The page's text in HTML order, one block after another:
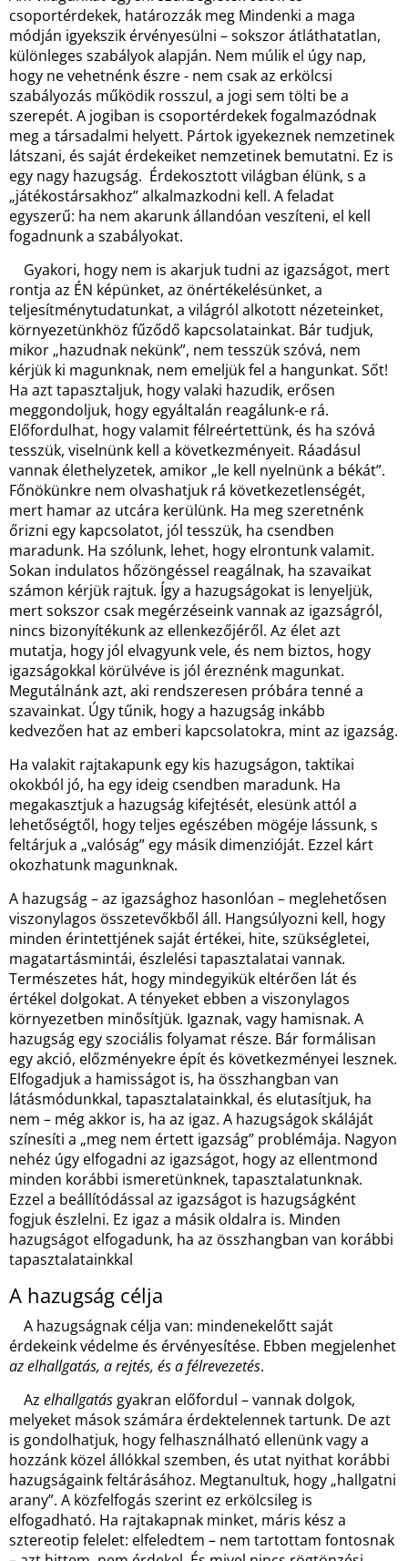
csoportérdekek, határozzák meg Mindenki a maga
módján igyekszik érvényesülni – sokszor átláthatatlan,
különleges szabályok alapján. Nem múlik el úgy nap,
hogy ne vehetnénk észre - nem csak az erkölcsi
szabályozás működik rosszul, a jogi sem tölti be a
szerepét. A jogiban is csoportérdekek fogalmazódnak
meg a társadalmi helyett. Pártok igyekeznek nemzetinek
látszani, és saját érdekeiket nemzetinek bemutatni. Ez is
egy nagy hazugság. Érdekosztott világban élünk, s a
„játékostársakhoz” alkalmazkodni kell. A feladat
egyszerű: ha nem akarunk állandóan veszíteni, el kell
fogadnunk a szabályokat.
Gyakori, hogy nem is akarjuk tudni az igazságot, mert
rontja az ÉN képünket, az önértékelésünket, a
teljesítménytudatunkat, a világról alkotott nézeteinket,
környezetünkhöz fűződő kapcsolatainkat. Bár tudjuk,
mikor „hazudnak nekünk”, nem tesszük szóvá, nem
kérjük ki magunknak, nem emeljük fel a hangunkat. Sőt!
Ha azt tapasztaljuk, hogy valaki hazudik, erősen
meggondoljuk, hogy egyáltalán reagálunk-e rá.
Előfordulhat, hogy valamit félreértettünk, és ha szóvá
tesszük, viselnünk kell a következményeit. Ráadásul
vannak élethelyzetek, amikor „le kell nyelnünk a békát”.
Főnökünkre nem olvashatjuk rá következetlenségét,
mert hamar az utcára kerülünk. Ha meg szeretnénk
őrizni egy kapcsolatot, jól tesszük, ha csendben
maradunk. Ha szólunk, lehet, hogy elrontunk valamit.
Sokan indulatos hőzöngéssel reagálnak, ha szavaikat
számon kérjük rajtuk. Így a hazugságokat is lenyeljük,
mert sokszor csak megérzéseink vannak az igazságról,
nincs bizonyítékunk az ellenkezőjéről. Az élet azt
mutatja, hogy jól elvagyunk vele, és nem biztos, hogy
igazságokkal körülvéve is jól éreznénk magunkat.
Megutálnánk azt, aki rendszeresen próbára tenné a
szavainkat. Úgy tűnik, hogy a hazugság inkább
kedvezően hat az emberi kapcsolatokra, mint az igazság.
Ha valakit rajtakapunk egy kis hazugságon, taktikai
okokból jó, ha egy ideig csendben maradunk. Ha
megakasztjuk a hazugság kifejtését, elesünk attól a
lehetőségtől, hogy teljes egészében mögéje lássunk, s
feltárjuk a „valóság” egy másik dimenzióját. Ezzel kárt
okozhatunk magunknak.
A hazugság – az igazsághoz hasonlóan – meglehetősen
viszonylagos összetevőkből áll. Hangsúlyozni kell, hogy
minden érintettjének saját értékei, hite, szükségletei,
magatartásmintái, észlelési tapasztalatai vannak.
Természetes hát, hogy mindegyikük eltérően lát és
értékel dolgokat. A tényeket ebben a viszonylagos
környezetben minősítjük. Igaznak, vagy hamisnak. A
hazugság egy szociális folyamat része. Bár formálisan
egy akció, előzményekre épít és következményei lesznek.
Elfogadjuk a hamisságot is, ha összhangban van
látásmódunkkal, tapasztalatainkkal, és elutasítjuk, ha
nem – még akkor is, ha az igaz. A hazugságok skáláját
színesíti a „meg nem értett igazság” problémája. Nagyon
nehéz úgy elfogadni az igazságot, hogy az ellentmond
minden korábbi ismeretünknek, tapasztalatunknak.
Ezzel a beállítódással az igazságot is hazugságként
fogjuk észlelni. Ez igaz a másik oldalra is. Minden
hazugságot elfogadunk, ha az összhangban van korábbi
tapasztalatainkkal
A hazugság célja
A hazugságnak célja van: mindenekelőtt saját
érdekeink védelme és érvényesítése. Ebben megjelenhet
az elhallgatás, a rejtés, és a félrevezetés.
Az elhallgatás gyakran előfordul – vannak dolgok,
melyeket mások számára érdektelennek tartunk. De azt
is gondolhatjuk, hogy felhasználható ellenünk vagy a
hozzánk közel állókkal szemben, és utat nyithat korábbi
hazugságaink feltárásához. Megtanultuk, hogy „hallgatni
arany”. A közfelfogás szerint ez erkölcsileg is
elfogadható. Ha rajtakapnak minket, máris kész a
sztereotip felelet: elfeledtem – nem tartottam fontosnak